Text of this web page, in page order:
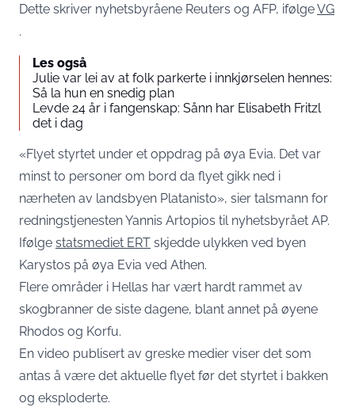
Dette skriver nyhetsbyråene Reuters og AFP, ifølgeVG
.
Les også
Julie var lei av at folk parkerte i innkjørselen hennes:
Så la hun en snedig plan
Levde 24 år i fangenskap: Sånn har Elisabeth Fritzl
det i dag
«Flyet styrtet under et oppdrag på øya Evia. Det var
minst to personer om bord da flyet gikk ned i
nærheten av landsbyen Platanisto», sier talsmann for
redningstjenesten Yannis Artopios til nyhetsbyrået AP.
Ifølge statsmediet ERT skjedde ulykken ved byen
Karystos på øya Evia ved Athen.
Flere områder i Hellas har vært hardt rammet av
skogbranner de siste dagene, blant annet på øyene
Rhodos og Korfu.
En video publisert av greske medier viser det som
antas å være det aktuelle flyet før det styrtet i bakken
og eksploderte.